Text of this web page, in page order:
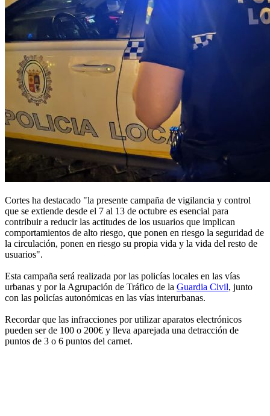
Cortes ha destacado "la presente campaña de vigilancia y control
que se extiende desde el 7 al 13 de octubre es esencial para
contribuir a reducir las actitudes de los usuarios que implican
comportamientos de alto riesgo, que ponen en riesgo la seguridad de
la circulación, ponen en riesgo su propia vida y la vida del resto de
usuarios".
Esta campaña será realizada por las policías locales en las vías
urbanas y por la Agrupación de Tráfico de la Guardia Civil, junto
con las policías autonómicas en las vías interurbanas.
Recordar que las infracciones por utilizar aparatos electrónicos
pueden ser de 100 o 200€ y lleva aparejada una detracción de
puntos de 3 o 6 puntos del carnet.